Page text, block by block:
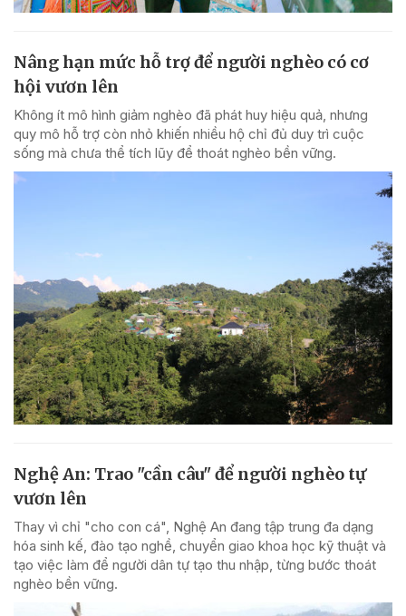
Nâng hạn mức hỗ trợ để người nghèo có cơ
hội vươn lên
Không ít mô hình giảm nghèo đã phát huy hiệu quả, nhưng
quy mô hỗ trợ còn nhỏ khiến nhiều hộ chỉ đủ duy trì cuộc
sống mà chưa thể tích lũy để thoát nghèo bền vững.
Nghệ An: Trao "cần câu" để người nghèo tự
vươn lên
Thay vì chỉ "cho con cá", Nghệ An đang tập trung đa dạng
hóa sinh kế, đào tạo nghề, chuyển giao khoa học kỹ thuật và
tạo việc làm để người dân tự tạo thu nhập, từng bước thoát
nghèo bền vững.